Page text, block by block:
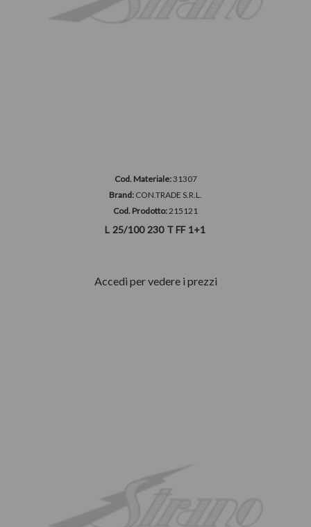
Cod. Materiale:31307
Brand: CON.TRADE S.R.L.
Cod. Prodotto:215121
L 25/100 230 T FF 1+1
Accedi per vedere i prezzi